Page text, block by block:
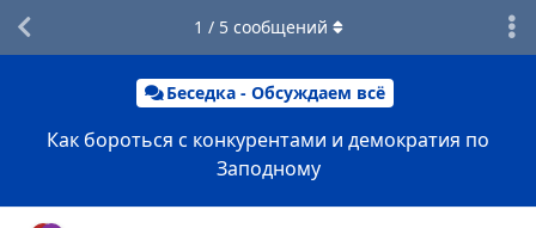
Беседка - Обсуждаем всё
Как бороться с конкурентами и демократия по
Заподному
1 / 5сообщений